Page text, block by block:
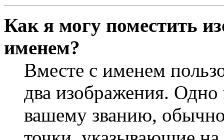
Как я могу поместить
именем?
Вместе с именем
два изображения.
вашему званию, обычно